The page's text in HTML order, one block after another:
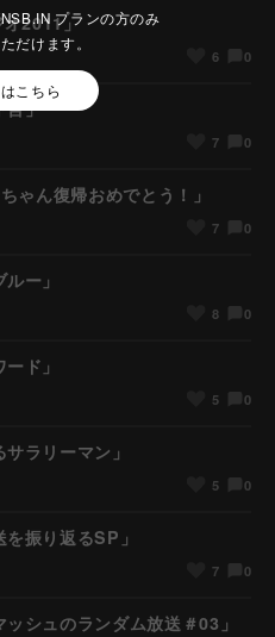
プランの方のみ
だけます。
こちら
2011」
6 0
言」
7 0
ゃん復帰おめでとう！」
7 0
ー」
8 0
ド」
5 0
ラリーマン」
5 0
振り返るSP」
7 0
シュのランダム放送＃03」